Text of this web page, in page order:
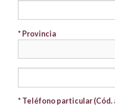
* Provincia
* Teléfono particular (Cód.